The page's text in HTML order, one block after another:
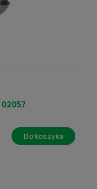
02057
Do koszyka